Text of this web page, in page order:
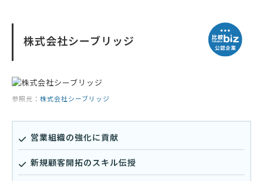
株式会社シーブリッジ
参照元： 株式会社シーブリッジ
営業組織の強化に貢献
新規顧客開拓のスキル伝授